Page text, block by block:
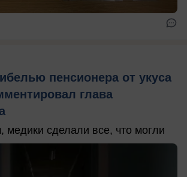
пенсионера от укуса
глава
медики сделали все, что могли